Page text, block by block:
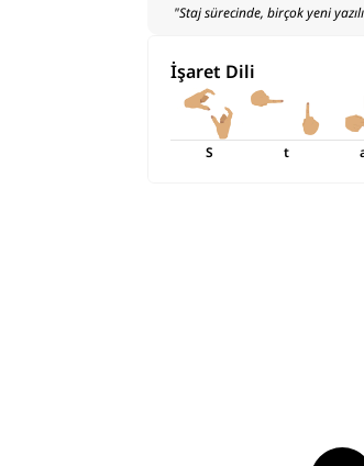
"Staj sürecinde, birçok yeni
İşaret Dili
S t